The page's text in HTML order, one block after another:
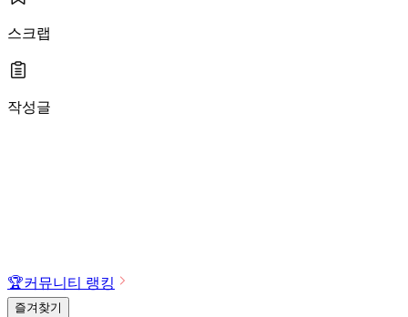
스크랩
작성글
🏆커뮤니티 랭킹
즐겨찾기